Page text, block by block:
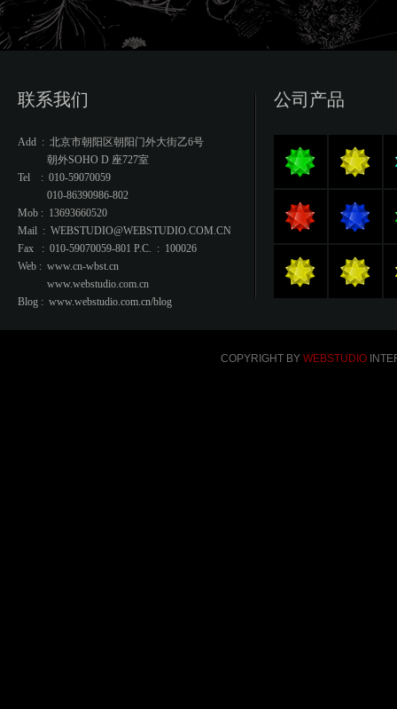
联系我们
Add : 北京市朝阳区朝阳门外大街乙6号
朝外SOHO D 座727室
Tel : 010-59070059
010-86390986-802
Mob : 13693660520
Mail : WEBSTUDIO@WEBSTUDIO.COM.CN
Fax : 010-59070059-801 P.C. : 100026
Web : www.cn-wbst.cn
www.webstudio.com.cn
Blog : www.webstudio.com.cn/blog
公司产品
COPYRIGHT BY WEBSTUDIO